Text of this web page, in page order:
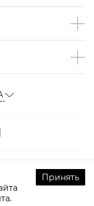
защищены
Принять